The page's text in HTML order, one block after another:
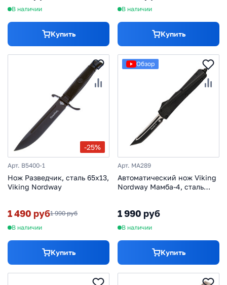
В наличии
Купить
В наличии
Купить
-25%
Арт. B5400-1
Нож Разведчик, сталь 65х13,
Viking Nordway
1 490 руб1 990 руб
В наличии
Купить
Обзор
Арт. MA289
Автоматический нож Viking
Nordway Мамба-4, сталь
1 990 руб
В наличии
Купить